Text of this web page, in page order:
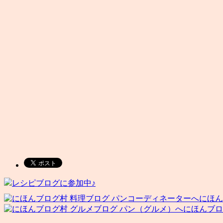
レシピブログに参加中♪
にほ
にほんブ